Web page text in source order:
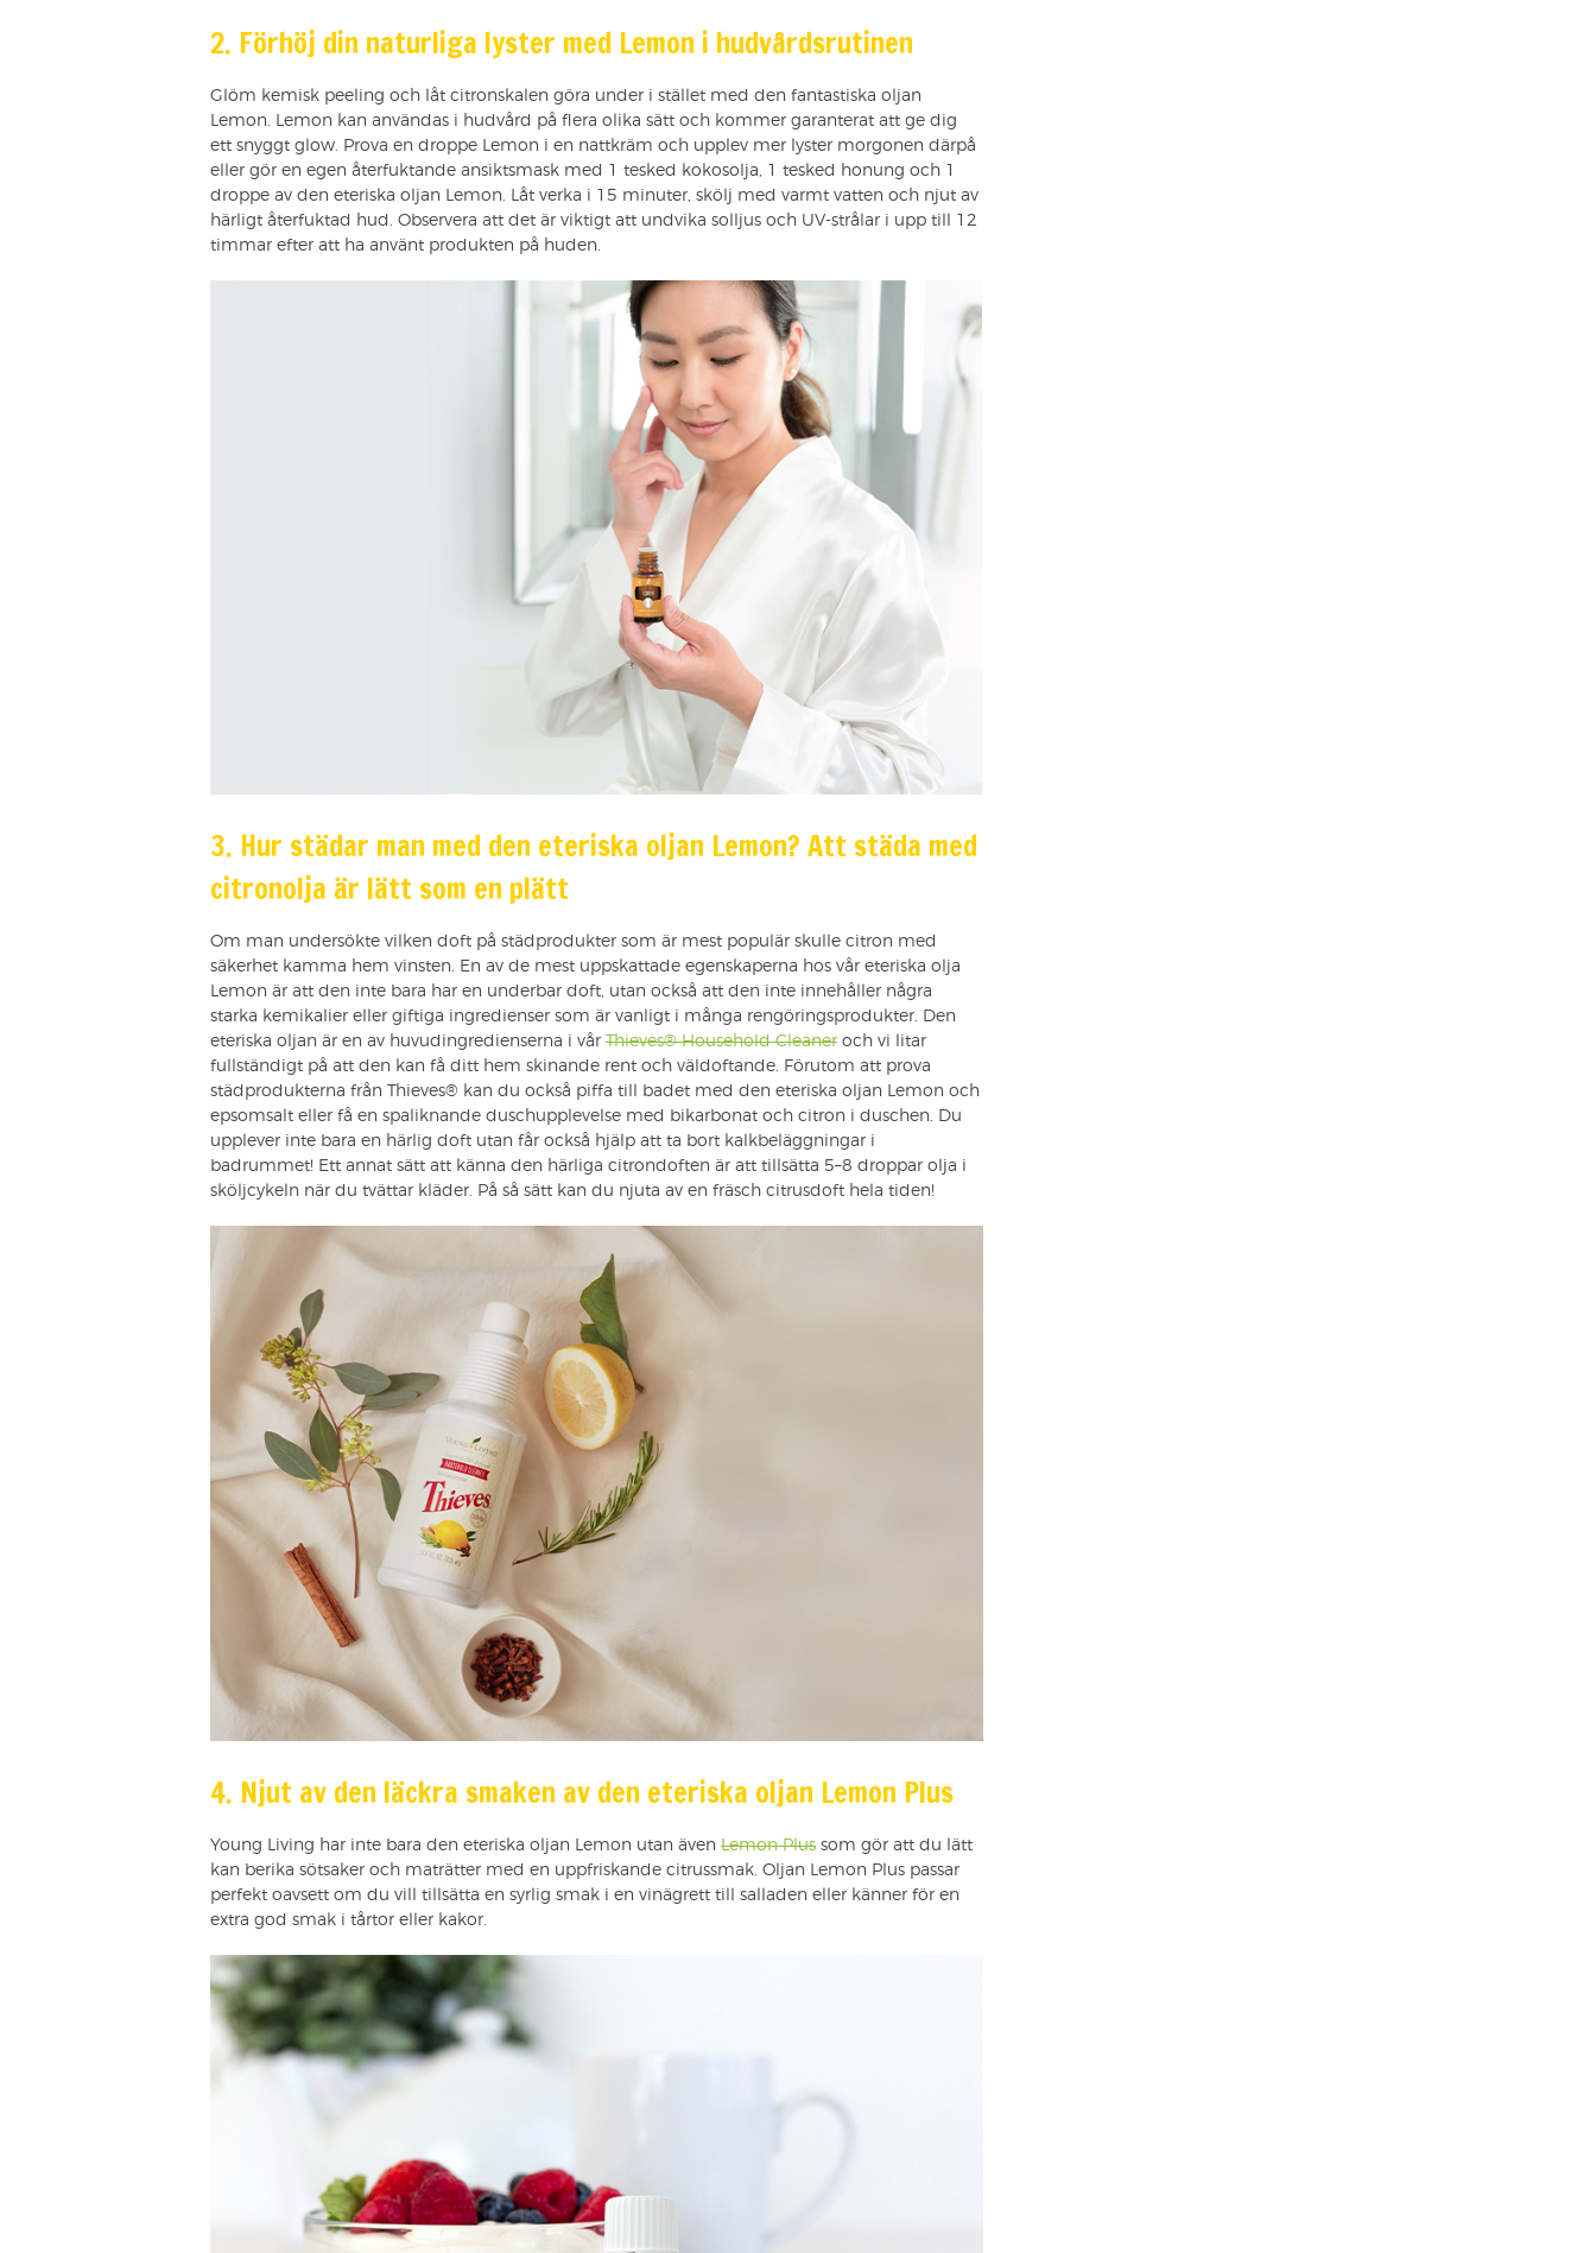
2. Förhöj din naturliga lyster med Lemon i hudvårdsrutinen
Glöm kemisk peeling och låt citronskalen göra under i stället med den fantastiska oljan
Lemon. Lemon kan användas i hudvård på flera olika sätt och kommer garanterat att ge dig
ett snyggt glow. Prova en droppe Lemon i en nattkräm och upplev mer lyster morgonen därpå
eller gör en egen återfuktande ansiktsmask med 1 tesked kokosolja, 1 tesked honung och 1
droppe av den eteriska oljan Lemon. Låt verka i 15 minuter, skölj med varmt vatten och njut av
härligt återfuktad hud. Observera att det är viktigt att undvika solljus och UV-strålar i upp till 12
timmar efter att ha använt produkten på huden.
3. Hur städar man med den eteriska oljan Lemon? Att städa med
citronolja är lätt som en plätt
Om man undersökte vilken doft på städprodukter som är mest populär skulle citron med
säkerhet kamma hem vinsten. En av de mest uppskattade egenskaperna hos vår eteriska olja
Lemon är att den inte bara har en underbar doft, utan också att den inte innehåller några
starka kemikalier eller giftiga ingredienser som är vanligt i många rengöringsprodukter. Den
eteriska oljan är en av huvudingredienserna i vår Thieves® Household Cleaner och vi litar
fullständigt på att den kan få ditt hem skinande rent och väldoftande. Förutom att prova
städprodukterna från Thieves® kan du också piffa till badet med den eteriska oljan Lemon och
epsomsalt eller få en spaliknande duschupplevelse med bikarbonat och citron i duschen. Du
upplever inte bara en härlig doft utan får också hjälp att ta bort kalkbeläggningar i
badrummet! Ett annat sätt att känna den härliga citrondoften är att tillsätta 5–8 droppar olja i
sköljcykeln när du tvättar kläder. På så sätt kan du njuta av en fräsch citrusdoft hela tiden!
4. Njut av den läckra smaken av den eteriska oljan Lemon Plus
Young Living har inte bara den eteriska oljan Lemon utan även Lemon Plus som gör att du lätt
kan berika sötsaker och maträtter med en uppfriskande citrussmak. Oljan Lemon Plus passar
perfekt oavsett om du vill tillsätta en syrlig smak i en vinägrett till salladen eller känner för en
extra god smak i tårtor eller kakor.